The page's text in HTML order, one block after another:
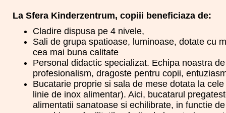
La Sfera Kinderzentrum, copiii beneficiaza de:
Cladire dispusa pe 4 nivele,
Sali de grupa spatioase, luminoase, dotate cu
cea mai buna calitate
Personal didactic specializat. Echipa noastra
profesionalism, dragoste pentru copii,
Bucatarie proprie si sala de mese dotata la
linie de inox alimentar). Aici, bucatarul
alimentatii sanatoase si echilibrate, in functie